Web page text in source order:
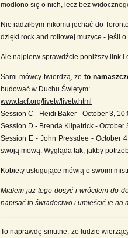
modlono się o nich, lecz bez
Nie radziłbym nikomu jechać do
dzięki rock and rollowej muzyce - jeśli
Ale najpierw sprawdźcie poniższy link i
Sami mówcy twierdzą, żeto
budować w Duchu Świętym:
www.tacf.org/livetv/livetv.html
Session C - Heidi Baker - October 3,
Session D - Brenda Kilpatrick - October
Session E - John Pressdee - October
swoją mową. Wygląda tak, jakby
Kobiety usługujące mówią o swoim
Miałem już tego dosyć i wróciłem do
napisać to świadectwo i umieścić je na
To naprawdę smutne, że ludzie